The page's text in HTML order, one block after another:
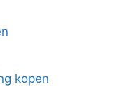
kopen